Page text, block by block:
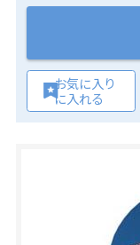
お気に入り
に入れる